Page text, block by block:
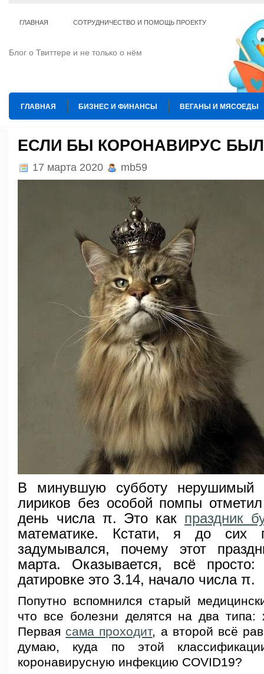
ГЛАВНАЯ СОТРУДНИЧЕСТВО И ПОМОЩЬ ПРОЕКТУ
Блог о Твиттере и не только о нём
ГЛАВНАЯ БИЗНЕС И ФИНАНСЫ ВЕГАНЫ И МЯСОЕДЫ
ЕСЛИ БЫ КОРОНАВИРУС
17 марта 2020 mb59
В минувшую субботу нерушимый
лириков без особой помпы
день числа π. Это как праздник
математике. Кстати, я до сих
задумывался, почему этот
марта. Оказывается, всё просто:
датировке это 3.14, начало числа π.
Попутно вспомнился старый
что все болезни делятся на два
Первая сама проходит, а второй всё
думаю, куда по этой
коронавирусную инфекцию COVID19?